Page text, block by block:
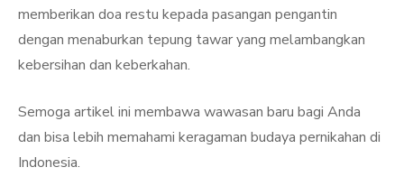
memberikan doa restu kepada pasangan pengantin
dengan menaburkan tepung tawar yang melambangkan
kebersihan dan keberkahan.
Semoga artikel ini membawa wawasan baru bagi Anda
dan bisa lebih memahami keragaman budaya pernikahan di
Indonesia.